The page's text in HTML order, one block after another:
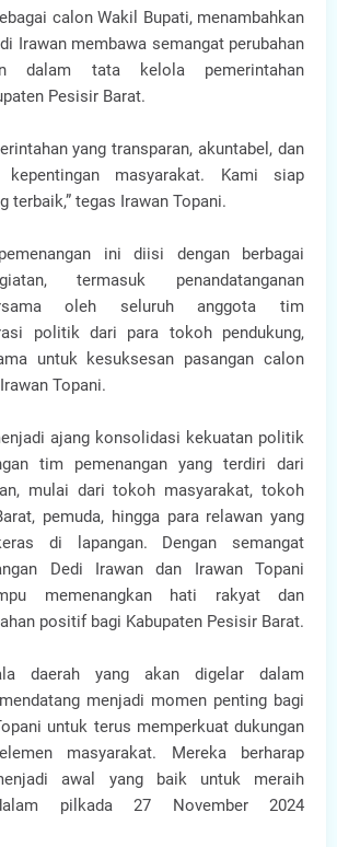
calon Wakil Bupati, menambahkan
Irawan membawa semangat perubahan
dalam tata kelola pemerintahan
Pesisir Barat.
yang transparan, akuntabel, dan
masyarakat. Kami siap
terbaik,” tegas Irawan Topani.
ini diisi dengan berbagai
termasuk penandatanganan
oleh seluruh anggota tim
politik dari para tokoh pendukung,
untuk kesuksesan pasangan calon
Topani.
ajang konsolidasi kekuatan politik
tim pemenangan yang terdiri dari
mulai dari tokoh masyarakat, tokoh
pemuda, hingga para relawan yang
di lapangan. Dengan semangat
Dedi Irawan dan Irawan Topani
memenangkan hati rakyat dan
positif bagi Kabupaten Pesisir Barat.
daerah yang akan digelar dalam
menjadi momen penting bagi
untuk terus memperkuat dukungan
masyarakat. Mereka berharap
awal yang baik untuk meraih
pilkada 27 November 2024